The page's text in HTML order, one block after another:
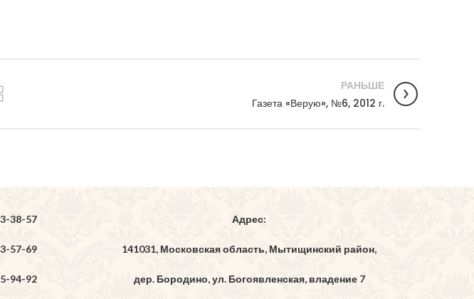
РАНЬШЕ
Газета «Верую», №6, 2012 г.
38-57
57-69
94-92
Адрес:
141031, Московская область, Мытищинский район,
дер. Бородино, ул. Богоявленская, владение 7